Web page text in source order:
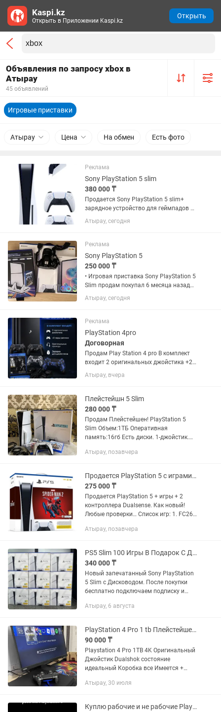
Объявления по запросу xbox в
Атырау
45 объявлений
Игровые приставки
Атырау Цена На обмен Есть фото
Реклама
Sony PlayStation 5 slim
380 000 ₸
Продается Sony PlayStation 5 slim+
зарядное устройство для геймпадов +
2шт геймпад + Фифа 25+Юфс 5+
Undispited +Gta 5 + Форнайт. Почти
Kaspi 0-0-12, Kaspi RED. За...
Атырау, сегодня
Реклама
Sony PlayStation 5
250 000 ₸
• Игровая приставка Sony PlayStation 5
Slim продам покупал 6 месяца назад
за 359000к еще на гарантий продаю
потому что не играю стоит без дела
абсолютно в идеальном...
Атырау, сегодня
Реклама
PlayStation 4pro
Договорная
Продам Play Station 4 pro В комплект
входит 2 оригинальных джойстика +2
пары реплики Оригинальные провода
Зарядка для джойстиков В подарок
русском языке) Приставка не...
Атырау, вчера
Плейстейшн 5 Slim
280 000 ₸
Продам Плейстейшен! PlayStation 5
Slim Объем:1ТБ Оперативная
память:16гб Есть диски. 1-джойстик.
сломанное и не поцарапано. Все в
Атырау, позавчера
Продается PlayStation 5 с играми и плюс 2 контроллера Dualsense PS5/ПС5
275 000 ₸
Продается PlayStation 5 + игры + 2
контроллера Dualsense. Как новый!
Любые проверки… Список игр: 1. FC26
7. Mortal Kombat™ 1 8. Mortal Kombat 11
Атырау, позавчера
PS5 Slim 100 Игры В Подарок С Дисководом (ПС5, Playstation 1 TB)
340 000 ₸
Новый запечатанный Sony PlayStation
5 Slim с Дисководом. После покупки
бесплатно подключаем подписку и
Консоль полностью готова к
Атырау, 6 августа
PlayStation 4 Pro 1 tb Плейстейшен 4 Про Идеальный состояние
90 000 ₸
Playstation 4 Pro 1TB 4K Оригинальный
Джойстик Dualshok состояние
идеальный Коробка все Имеется +
кабель для джойстика Пс4 факт про
Атырау, 30 июля
Куплю рабочие и не рабочие PlayStation 3
Kaspi.kz
Открыть в Приложении Kaspi.kz
Открыть